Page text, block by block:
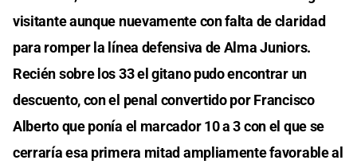
visitante aunque nuevamente con falta de claridad
para romper la línea defensiva de Alma Juniors.
Recién sobre los 33 el gitano pudo encontrar un
descuento, con el penal convertido por Francisco
Alberto que ponía el marcador 10 a 3 con el que se
cerraría esa primera mitad ampliamente favorable al